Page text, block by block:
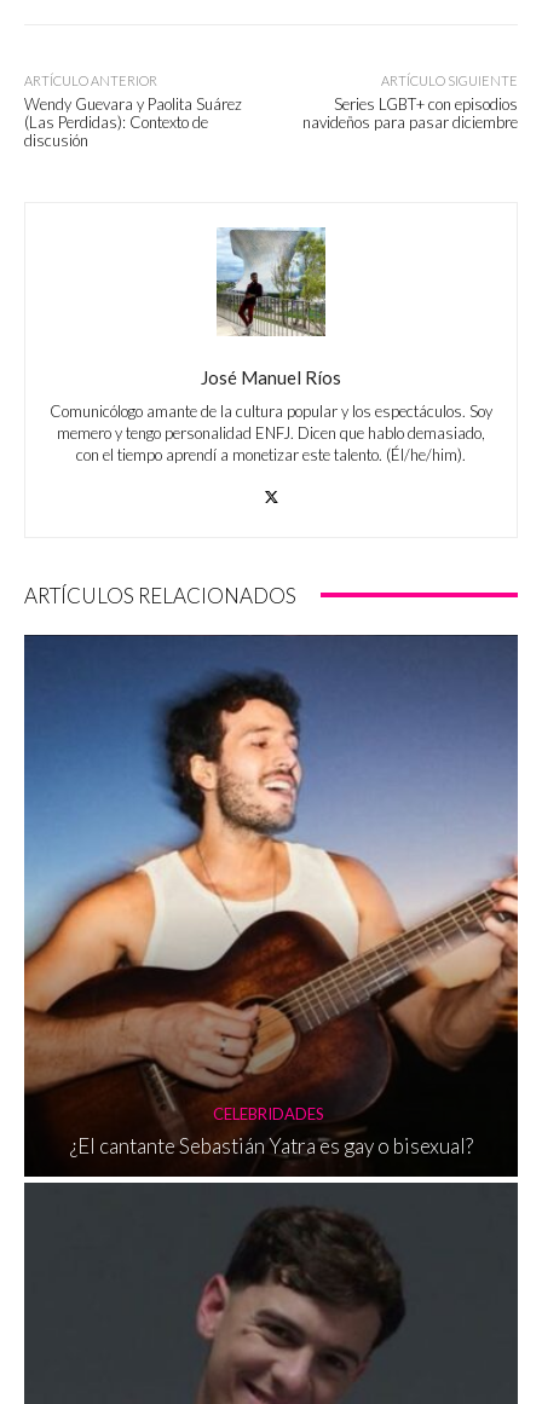
ARTÍCULO ANTERIOR
Wendy Guevara y Paolita Suárez
(Las Perdidas): Contexto de
discusión
ARTÍCULO SIGUIENTE
Series LGBT+ con episodios
navideños para pasar diciembre
José Manuel Ríos
Comunicólogo amante de la cultura popular y los espectáculos. Soy
memero y tengo personalidad ENFJ. Dicen que hablo demasiado,
con el tiempo aprendí a monetizar este talento. (Él/he/him).
ARTÍCULOS RELACIONADOS
CELEBRIDADES
¿El cantante Sebastián Yatra es gay o bisexual?